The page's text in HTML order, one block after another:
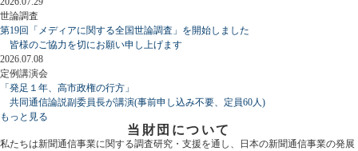
世論調査
第19回「メディアに関する全国世論調査」を開始しました
皆様のご協力を切にお願い申し上げます
2026.07.08
定例講演会
「発足１年、高市政権の行方」
共同通信論説副委員長が講演(事前申し込み不要、定員60人)
もっと見る
当財団について
私たちは新聞通信事業に関する調査研究・支援を通し、日本の新聞通信事業の発展